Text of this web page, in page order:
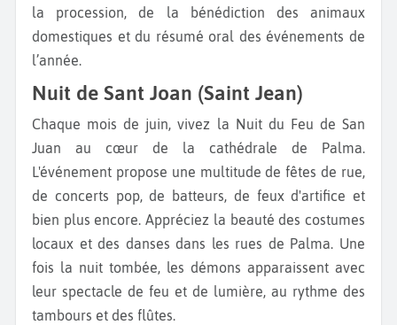
la procession, de la bénédiction des animaux
domestiques et du résumé oral des événements de
l’année.
Nuit de Sant Joan (Saint Jean)
Chaque mois de juin, vivez la Nuit du Feu de San
Juan au cœur de la cathédrale de Palma.
L'événement propose une multitude de fêtes de rue,
de concerts pop, de batteurs, de feux d'artifice et
bien plus encore. Appréciez la beauté des costumes
locaux et des danses dans les rues de Palma. Une
fois la nuit tombée, les démons apparaissent avec
leur spectacle de feu et de lumière, au rythme des
tambours et des flûtes.